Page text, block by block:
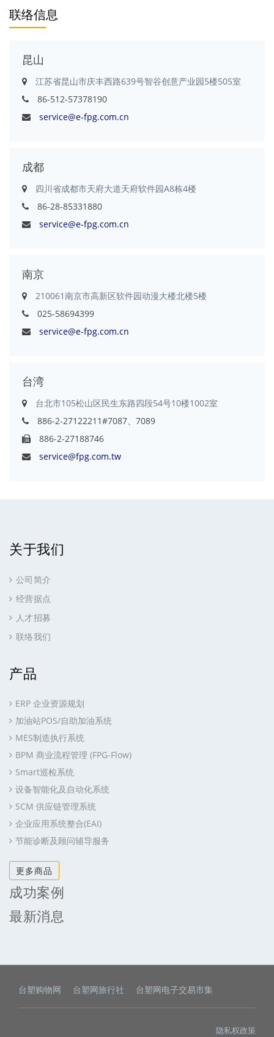
联络信息
昆山
江苏省昆山市庆丰西路639号智谷创意产业园5楼505室
86-512-57378190
service@e-fpg.com.cn
成都
四川省成都市天府大道天府软件园A8栋4楼
86-28-85331880
service@e-fpg.com.cn
南京
210061南京市高新区软件园动漫大楼北楼5楼
025-58694399
service@e-fpg.com.cn
台湾
台北市105松山区民生东路四段54号10楼1002室
886-2-27122211#7087、7089
886-2-27188746
service@fpg.com.tw
关于我们
公司简介
经营据点
人才招募
联络我们
产品
ERP 企业资源规划
加油站POS/自助加油系统
MES制造执行系统
BPM 商业流程管理 (FPG-Flow)
Smart巡检系统
设备智能化及自动化系统
SCM 供应链管理系统
企业应用系统整合(EAI)
节能诊断及顾问辅导服务
更多商品
成功案例
最新消息
台塑购物网 台塑网旅行社 台塑网电子交易市集
隐私权政策